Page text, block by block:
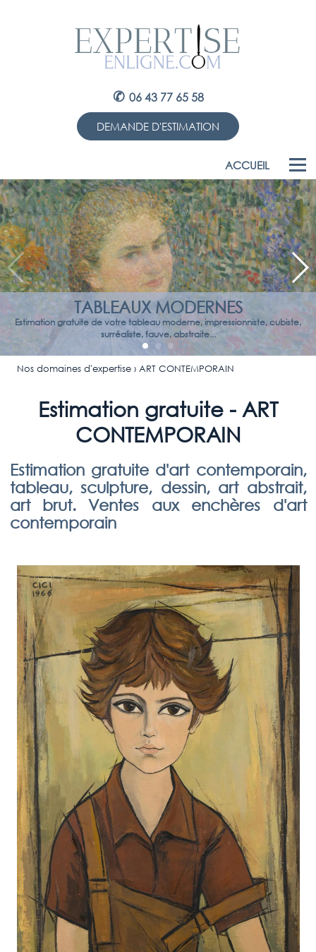
✆ 06 43 77 65 58
DEMANDE D'ESTIMATION
ACCUEIL
TABLEAUX MODERNES
Estimation gratuite de votre tableau moderne, impressionniste, cubiste,
surréaliste, fauve, abstraite...
Nos domaines d'expertise› ART CONTEMPORAIN
Estimation gratuite - ART
CONTEMPORAIN
Estimation gratuite d'art contemporain,
tableau, sculpture, dessin, art abstrait,
art brut. Ventes aux enchères d'art
contemporain